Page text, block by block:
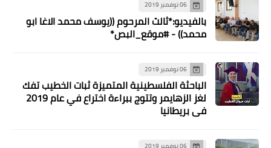
06 نوفمبر 2019
بالفيديو:*ثالث المرحوم ((يوسف محمد الاغا ابو
محمد)) - #موقع_البص*
06 نوفمبر 2019
الباحثة الفلسطينية المتميزة ثبات الخطيب تفك
لغز الزهايمر وتتوج ببراءة اختراع في عام 2019
في بريطانيا